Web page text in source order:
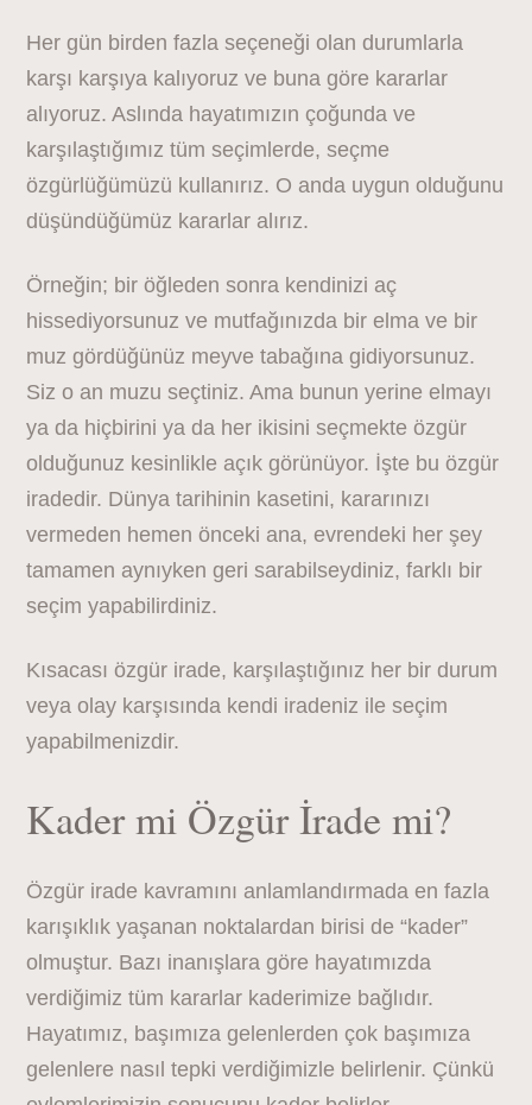
Her gün birden fazla seçeneği olan durumlarla
karşı karşıya kalıyoruz ve buna göre kararlar
alıyoruz. Aslında hayatımızın çoğunda ve
karşılaştığımız tüm seçimlerde, seçme
özgürlüğümüzü kullanırız. O anda uygun olduğunu
düşündüğümüz kararlar alırız.
Örneğin; bir öğleden sonra kendinizi aç
hissediyorsunuz ve mutfağınızda bir elma ve bir
muz gördüğünüz meyve tabağına gidiyorsunuz.
Siz o an muzu seçtiniz. Ama bunun yerine elmayı
ya da hiçbirini ya da her ikisini seçmekte özgür
olduğunuz kesinlikle açık görünüyor. İşte bu özgür
iradedir. Dünya tarihinin kasetini, kararınızı
vermeden hemen önceki ana, evrendeki her şey
tamamen aynıyken geri sarabilseydiniz, farklı bir
seçim yapabilirdiniz.
Kısacası özgür irade, karşılaştığınız her bir durum
veya olay karşısında kendi iradeniz ile seçim
yapabilmenizdir.
Kader mi Özgür İrade mi?
Özgür irade kavramını anlamlandırmada en fazla
karışıklık yaşanan noktalardan birisi de “kader”
olmuştur. Bazı inanışlara göre hayatımızda
verdiğimiz tüm kararlar kaderimize bağlıdır.
Hayatımız, başımıza gelenlerden çok başımıza
gelenlere nasıl tepki verdiğimizle belirlenir. Çünkü